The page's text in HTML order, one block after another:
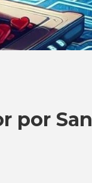
por San